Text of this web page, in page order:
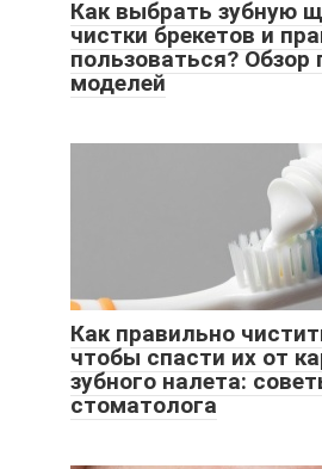
Как выбрать зубную
чистки брекетов и
пользоваться? Обзор
моделей
Как правильно
чтобы спасти их от
зубного налета:
стоматолога